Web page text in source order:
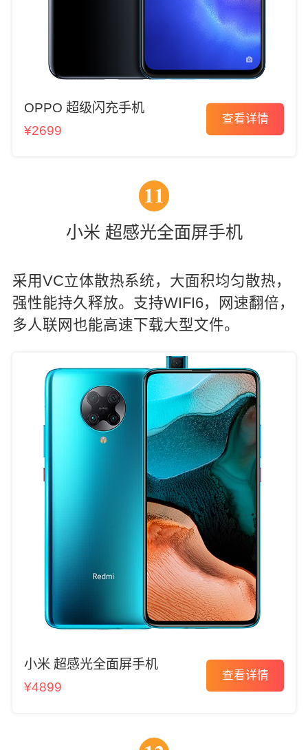
OPPO 超级闪充手机
¥2699
查看详情
11
小米 超感光全面屏手机
采用VC立体散热系统，大面积均匀散热，
强性能持久释放。支持WIFI6，网速翻倍，
多人联网也能高速下载大型文件。
小米 超感光全面屏手机
¥4899
查看详情